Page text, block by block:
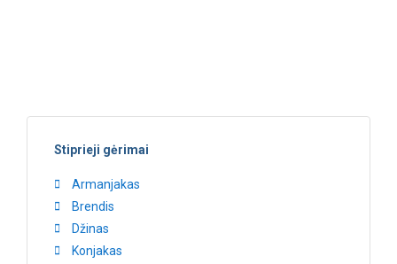
Stiprieji gėrimai
Armanjakas
Brendis
Džinas
Konjakas